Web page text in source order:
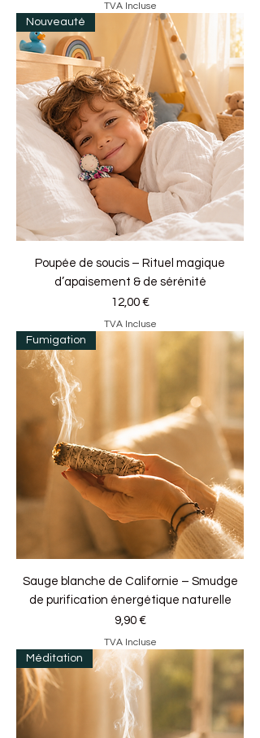
TVA Incluse
Nouveauté
Poupée de soucis – Rituel magique
d’apaisement & de sérénité
Prix
12,00 €
TVA Incluse
Fumigation
Sauge blanche de Californie – Smudge
de purification énergétique naturelle
Prix
9,90 €
TVA Incluse
Méditation